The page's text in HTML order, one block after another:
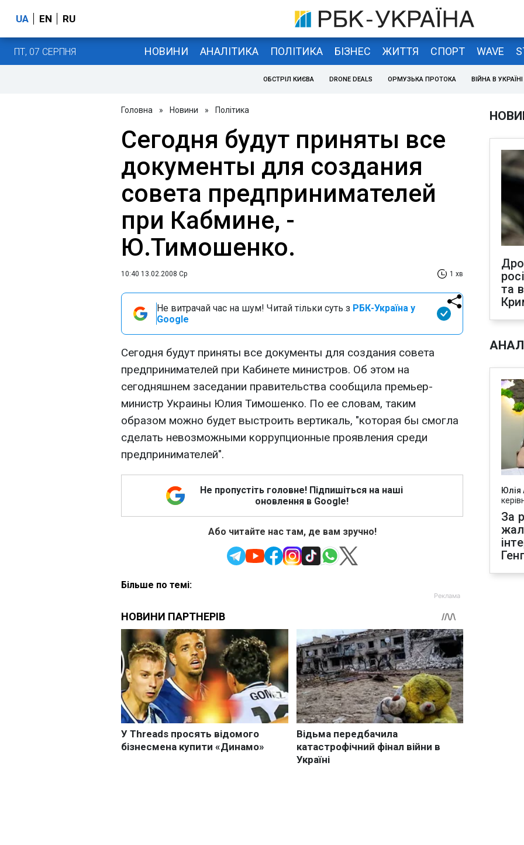
UA EN RU
ПТ, 07 СЕРПНЯ НОВИНИ АНАЛІТИКА ПОЛІТИКА БІЗНЕС ЖИТТЯ СПОРТ WAVE
ОБСТРІЛ КИЄВА DRONE DEALS ОРМУЗЬКА ПРОТОКА ВІЙНА В УКРАЇНІ
Головна » Новини » Політика
Сегодня будут приняты все
документы для создания
совета предпринимателей
при Кабмине, -
Ю.Тимошенко.
10:40 13.02.2008 Ср 1 хв
Не витрачай час на шум! Читай тільки суть з РБК-Україна у
Google
Сегодня будут приняты все документы для создания совета
предпринимателей при Кабинете министров. Об этом на
сегодняшнем заседании правительства сообщила премьер-
министр Украины Юлия Тимошенко. По ее словам, таким
образом можно будет выстроить вертикаль, "которая бы смогла
сделать невозможными коррупционные проявления среди
предпринимателей".
Не пропустіть головне! Підпишіться на наші
оновлення в Google!
Або читайте нас там, де вам зручно!
Більше по темі:
та
Юлія
За